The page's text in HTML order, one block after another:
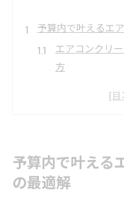
予算内で叶えるエ
エアコンクリ
方
エアコンクリーニ
エアコンクリ
予算内で叶える
の最適解